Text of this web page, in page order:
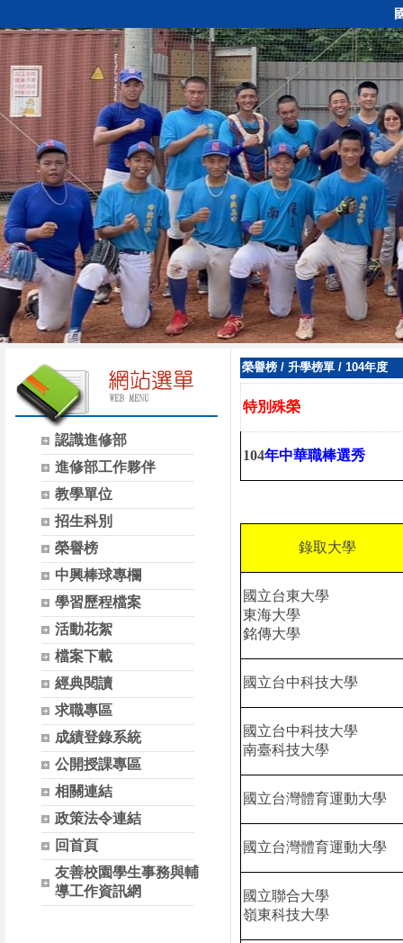
認識進修部
進修部工作夥伴
教學單位
招生科別
榮譽榜
中興棒球專欄
學習歷程檔案
活動花絮
檔案下載
經典閱讀
求職專區
成績登錄系統
公開授課專區
相關連結
政策法令連結
回首頁
友善校園學生事務與輔
導工作資訊網
榮譽榜 / 升學榜單 / 104年度
特別殊榮
104年中華職棒選秀
錄取大學
國立台東大學
東海大學
銘傳大學
國立台中科技大學
國立台中科技大學
南臺科技大學
國立台灣體育運動大學
國立台灣體育運動大學
國立聯合大學
嶺東科技大學